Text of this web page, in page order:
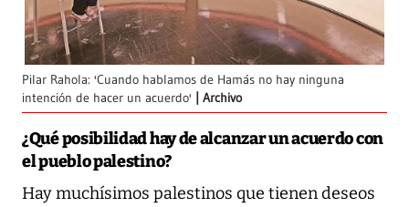
Pilar Rahola: 'Cuando hablamos de Hamás no hay ninguna
intención de hacer un acuerdo'
Archivo
¿Qué posibilidad hay de alcanzar un acuerdo con
el pueblo palestino?
Hay muchísimos palestinos que tienen deseos